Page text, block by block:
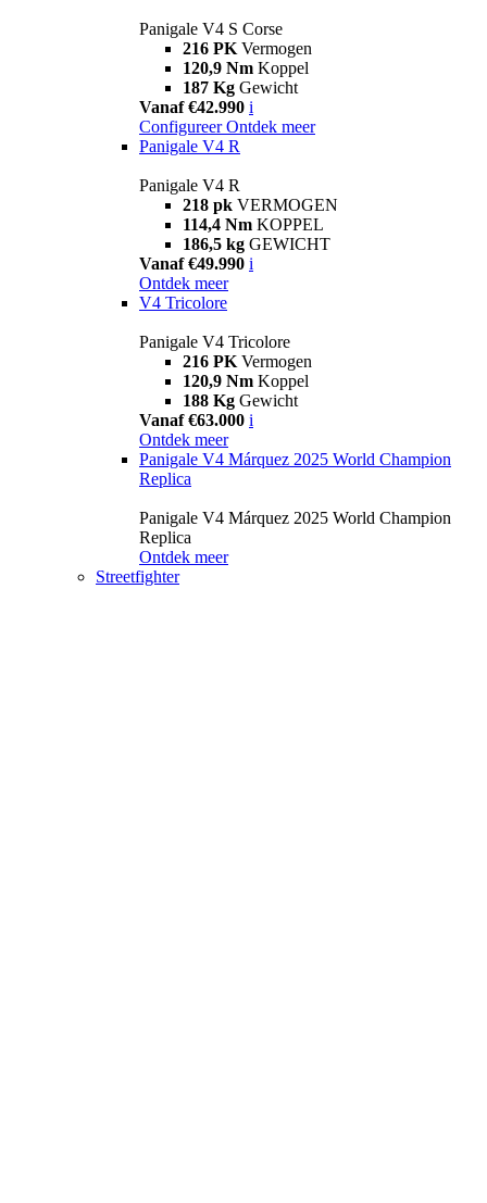
Panigale V4 S Corse
216 PK Vermogen
120,9 Nm Koppel
187 Kg Gewicht
Vanaf €42.990 i
Configureer Ontdek meer
Panigale V4 R
Panigale V4 R
218 pk VERMOGEN
114,4 Nm KOPPEL
186,5 kg GEWICHT
Vanaf €49.990 i
Ontdek meer
V4 Tricolore
Panigale V4 Tricolore
216 PK Vermogen
120,9 Nm Koppel
188 Kg Gewicht
Vanaf €63.000 i
Ontdek meer
Panigale V4 Márquez 2025 World Champion
Replica
Panigale V4 Márquez 2025 World Champion
Replica
Ontdek meer
Streetfighter